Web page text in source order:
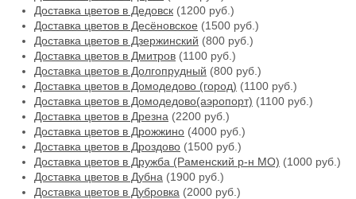
Доставка цветов в Дедовск (1200 руб.)
Доставка цветов в Десёновское (1500 руб.)
Доставка цветов в Дзержинский (800 руб.)
Доставка цветов в Дмитров (1100 руб.)
Доставка цветов в Долгопрудный (800 руб.)
Доставка цветов в Домодедово (город) (1100 руб.)
Доставка цветов в Домодедово(аэропорт) (1100 руб.)
Доставка цветов в Дрезна (2200 руб.)
Доставка цветов в Дрожжино (4000 руб.)
Доставка цветов в Дроздово (1500 руб.)
Доставка цветов в Дружба (Раменский р-н МО) (1000 руб.)
Доставка цветов в Дубна (1900 руб.)
Доставка цветов в Дубровка (2000 руб.)